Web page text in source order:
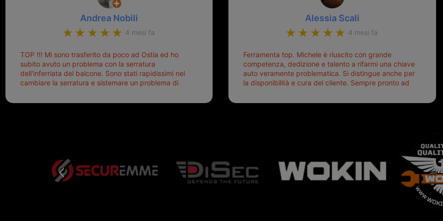
Andrea Nobili
4 mesi fa
TOP !!! Mi sono trasferito da poco ad Ostia ed ho
subito avuto un problema con la serratura
dell'inferriata del balcone. Sono stati rapidissimi nel
cambiare la serratura e sistemare un problema di
che onesto evitando spese ben più esose.
Alessia Scali
4 mesi fa
Ferramenta top. Michele è riuscito con grande
competenza, dedizione e talento a rifarmi una chiave
auto veramente problematica. Si distingue anche per
la disponibilità e cura del cliente. Sempre pronto ad